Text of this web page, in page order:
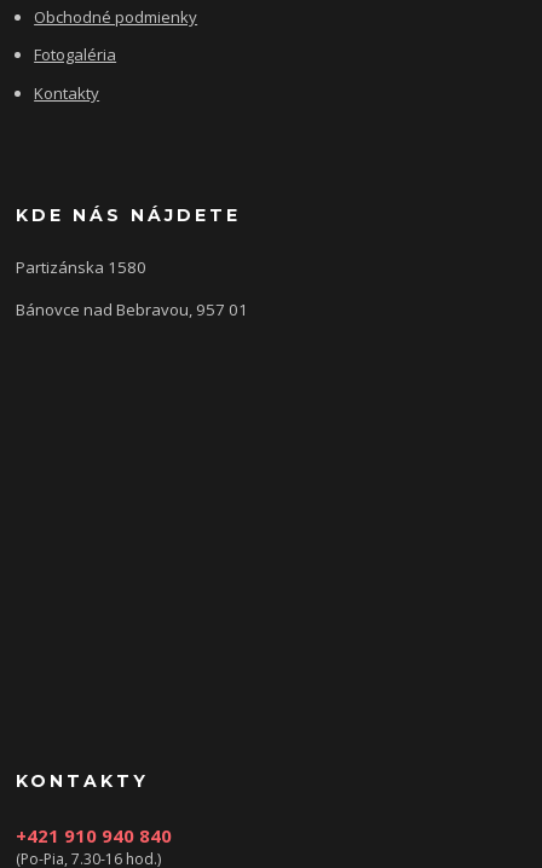
Obchodné podmienky
Fotogaléria
Kontakty
KDE NÁS NÁJDETE
Partizánska 1580
Bánovce nad Bebravou, 957 01
KONTAKTY
+421 910 940 840
(Po-Pia, 7.30-16 hod.)